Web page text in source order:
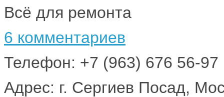
Всё для ремонта
6 комментариев
Телефон: +7 (963) 676 56-97
Адрес: г. Сергиев Посад,